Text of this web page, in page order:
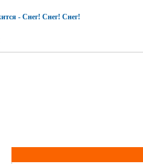
- Снег! Снег! Снег!